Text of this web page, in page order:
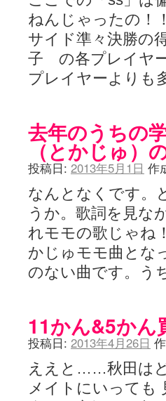
ねんじゃったの
サイド準々決勝の
子 の各プレイヤ
プレイヤーよりも
去年のうちの
（とかじゅ）
投稿日: 2013年5月1日 作
なんとなくです。
うか。歌詞を見な
れモモの歌じゃね
かじゅモモ曲とな
のない曲です。う
11かん&5かん
投稿日: 2013年4月26日
ええと……秋田は
メイトにいっても